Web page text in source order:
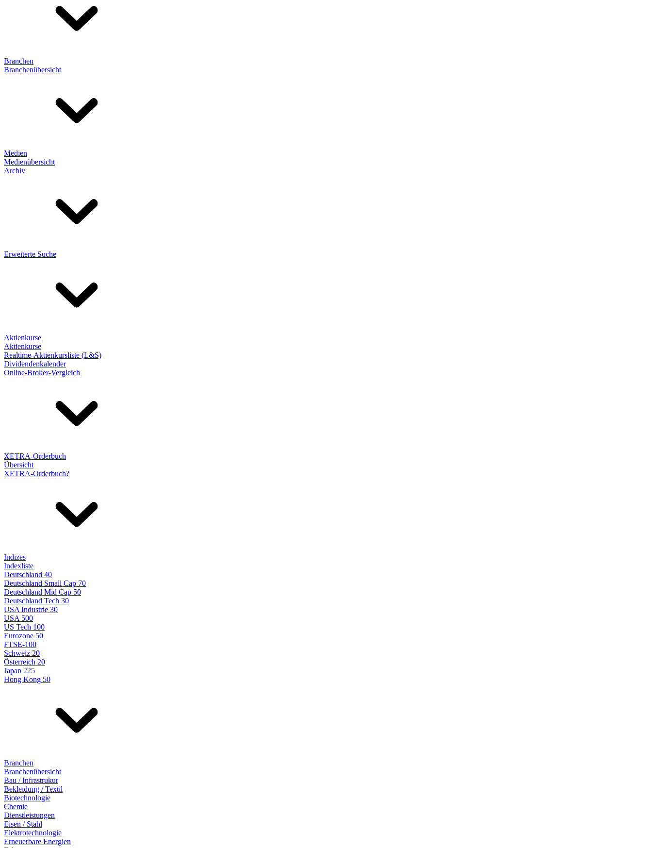
Branchen
Branchenübersicht
Medien
Medienübersicht
Archiv
Erweiterte Suche
Aktienkurse
Aktienkurse
Realtime-Aktienkursliste (L&S)
Dividendenkalender
Online-Broker-Vergleich
XETRA-Orderbuch
Übersicht
XETRA-Orderbuch?
Indizes
Indexliste
Deutschland 40
Deutschland Small Cap 70
Deutschland Mid Cap 50
Deutschland Tech 30
USA Industrie 30
USA 500
US Tech 100
Eurozone 50
FTSE-100
Schweiz 20
Österreich 20
Japan 225
Hong Kong 50
Branchen
Branchenübersicht
Bau / Infrastrukur
Bekleidung / Textil
Biotechnologie
Chemie
Dienstleistungen
Eisen / Stahl
Elektrotechnologie
Erneuerbare Energien